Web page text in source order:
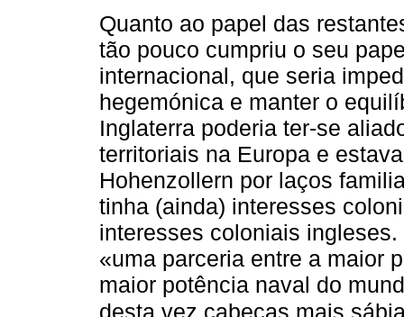
Quanto ao papel das
tão pouco cumpriu o seu
internacional, que seria
hegemónica e manter o
Inglaterra poderia ter-se
territoriais na Europa e
Hohenzollern por laços
tinha (ainda) interesses
interesses coloniais
«uma parceria entre a maior
maior potência naval do